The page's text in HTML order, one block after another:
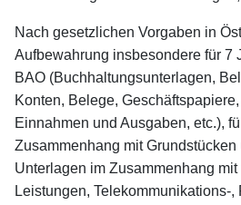
Nach gesetzlichen Vorgaben in
Aufbewahrung insbesondere für 7
BAO (Buchhaltungsunterlagen,
Konten, Belege,
Einnahmen und Ausgaben, etc.),
Zusammenhang mit Grundstücken
Unterlagen im Zusammenhang
Leistungen, Telekommunikations-,